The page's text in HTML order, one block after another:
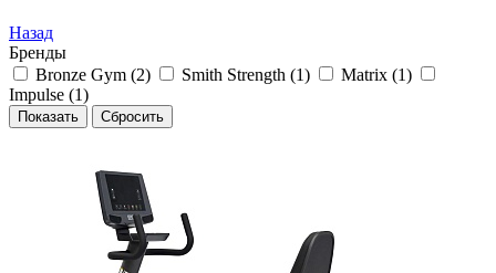
Назад
Бренды
Bronze Gym (2) Smith Strength (1) Matrix (1)
Impulse (1)